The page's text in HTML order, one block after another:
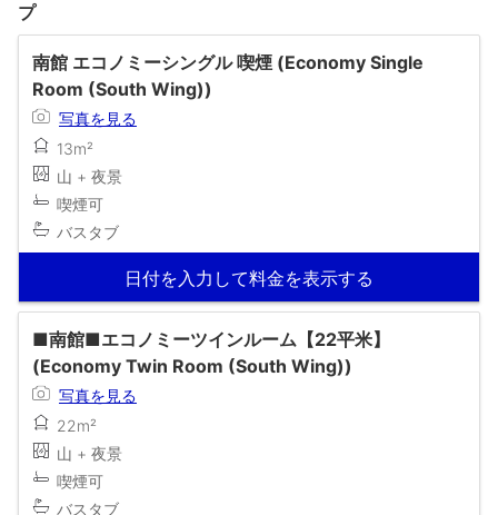
プ
南館 エコノミーシングル 喫煙 (Economy Single
Room (South Wing))
写真を見る
13m²
山 + 夜景
喫煙可
バスタブ
日付を入力して料金を表示する
■南館■エコノミーツインルーム【22平米】
(Economy Twin Room (South Wing))
写真を見る
22m²
山 + 夜景
喫煙可
バスタブ